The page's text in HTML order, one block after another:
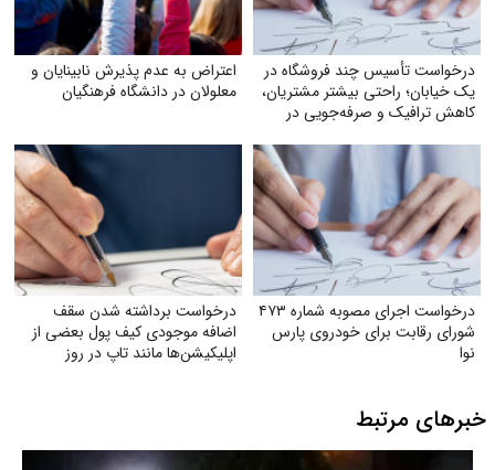
درخواست تأسیس چند فروشگاه در
یک خیابان؛ راحتی بیشتر مشتریان،
کاهش ترافیک و صرفه‌جویی در
اعتراض به عدم پذیرش نابینایان و
معلولان در دانشگاه فرهنگیان
درخواست اجرای مصوبه شماره ۴۷۳
شورای رقابت برای خودروی پارس
نوا
درخواست برداشته شدن سقف
اضافه‌ موجودی کیف پول بعضی از
اپلیکیشن‌ها مانند تاپ در روز
خبرهای مرتبط